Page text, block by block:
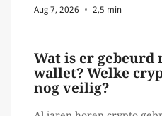
verrichten, zoals het
Aug 7, 2026 2,5 min
Wat is er gebeurd
wallet? Welke
nog veilig?